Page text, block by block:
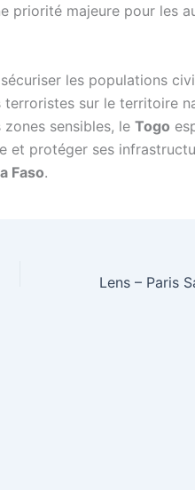
priorité majeure pour les
les populations
sur le territoire
zones sensibles, le Togo
et protéger ses
Faso.